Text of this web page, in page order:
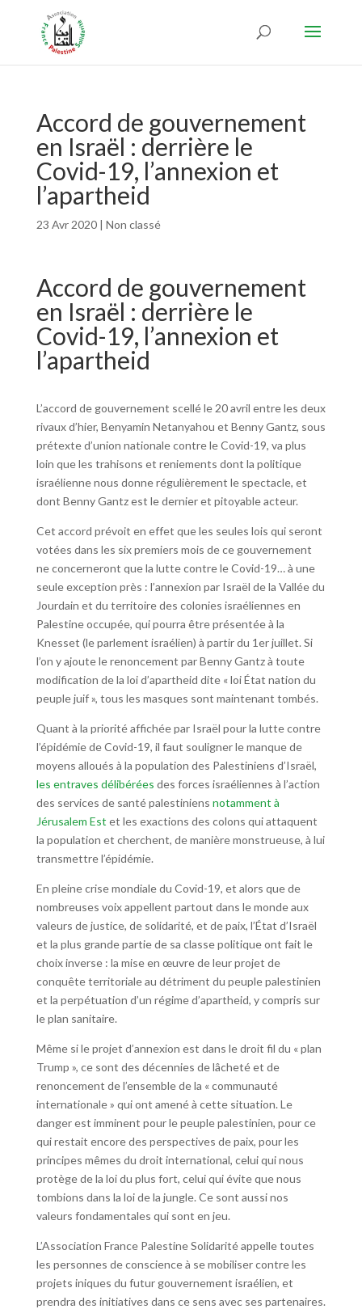
Accord de gouvernement
en Israël : derrière le
Covid-19, l’annexion et
l’apartheid
23 Avr 2020| Non classé
Accord de gouvernement
en Israël : derrière le
Covid-19, l’annexion et
l’apartheid
L’accord de gouvernement scellé le 20 avril entre les deux
rivaux d’hier, Benyamin Netanyahou et Benny Gantz, sous
prétexte d’union nationale contre le Covid-19, va plus
loin que les trahisons et reniements dont la politique
israélienne nous donne régulièrement le spectacle, et
dont Benny Gantz est le dernier et pitoyable acteur.
Cet accord prévoit en effet que les seules lois qui seront
votées dans les six premiers mois de ce gouvernement
ne concerneront que la lutte contre le Covid-19… à une
seule exception près : l’annexion par Israël de la Vallée du
Jourdain et du territoire des colonies israéliennes en
Palestine occupée, qui pourra être présentée à la
Knesset (le parlement israélien) à partir du 1er juillet. Si
l’on y ajoute le renoncement par Benny Gantz à toute
modification de la loi d’apartheid dite « loi État nation du
peuple juif », tous les masques sont maintenant tombés.
Quant à la priorité affichée par Israël pour la lutte contre
l’épidémie de Covid-19, il faut souligner le manque de
moyens alloués à la population des Palestiniens d’Israël,
les entraves délibérées des forces israéliennes à l’action
des services de santé palestiniens notamment à
Jérusalem Est et les exactions des colons qui attaquent
la population et cherchent, de manière monstrueuse, à lui
transmettre l’épidémie.
En pleine crise mondiale du Covid-19, et alors que de
nombreuses voix appellent partout dans le monde aux
valeurs de justice, de solidarité, et de paix, l’État d’Israël
et la plus grande partie de sa classe politique ont fait le
choix inverse : la mise en œuvre de leur projet de
conquête territoriale au détriment du peuple palestinien
et la perpétuation d’un régime d’apartheid, y compris sur
le plan sanitaire.
Même si le projet d’annexion est dans le droit fil du « plan
Trump », ce sont des décennies de lâcheté et de
renoncement de l’ensemble de la « communauté
internationale » qui ont amené à cette situation. Le
danger est imminent pour le peuple palestinien, pour ce
qui restait encore des perspectives de paix, pour les
principes mêmes du droit international, celui qui nous
protège de la loi du plus fort, celui qui évite que nous
tombions dans la loi de la jungle. Ce sont aussi nos
valeurs fondamentales qui sont en jeu.
L’Association France Palestine Solidarité appelle toutes
les personnes de conscience à se mobiliser contre les
projets iniques du futur gouvernement israélien, et
prendra des initiatives dans ce sens avec ses partenaires.